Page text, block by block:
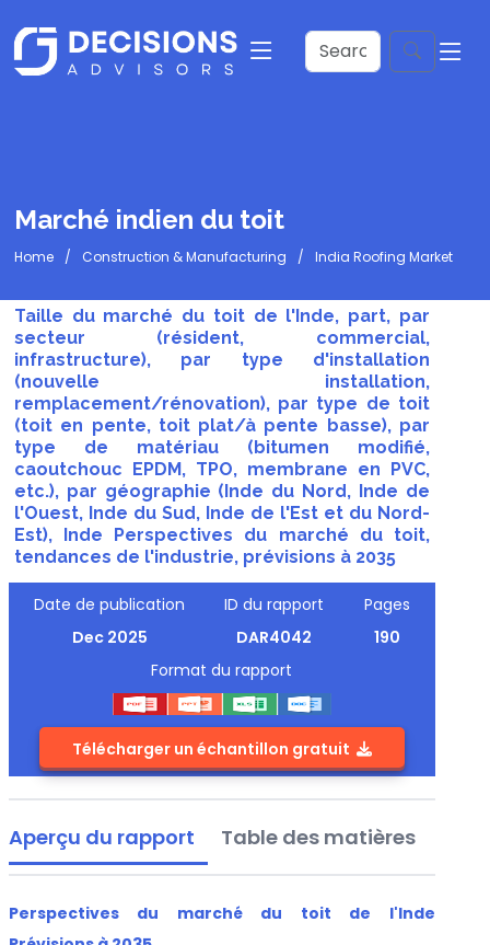
Marché indien du toit
Home Construction & Manufacturing India Roofing Market
Taille du marché du toit de l'Inde, part, par
secteur (résident, commercial,
infrastructure), par type d'installation
(nouvelle installation,
remplacement/rénovation), par type de toit
(toit en pente, toit plat/à pente basse), par
type de matériau (bitumen modifié,
caoutchouc EPDM, TPO, membrane en PVC,
etc.), par géographie (Inde du Nord, Inde de
l'Ouest, Inde du Sud, Inde de l'Est et du Nord-
Est), Inde Perspectives du marché du toit,
tendances de l'industrie, prévisions à 2035
Date de publication
Dec 2025
ID du rapport
DAR4042
Pages
190
Format du rapport
Télécharger un échantillon gratuit
Aperçu du rapport Table des matières
Perspectives du marché du toit de l'Inde